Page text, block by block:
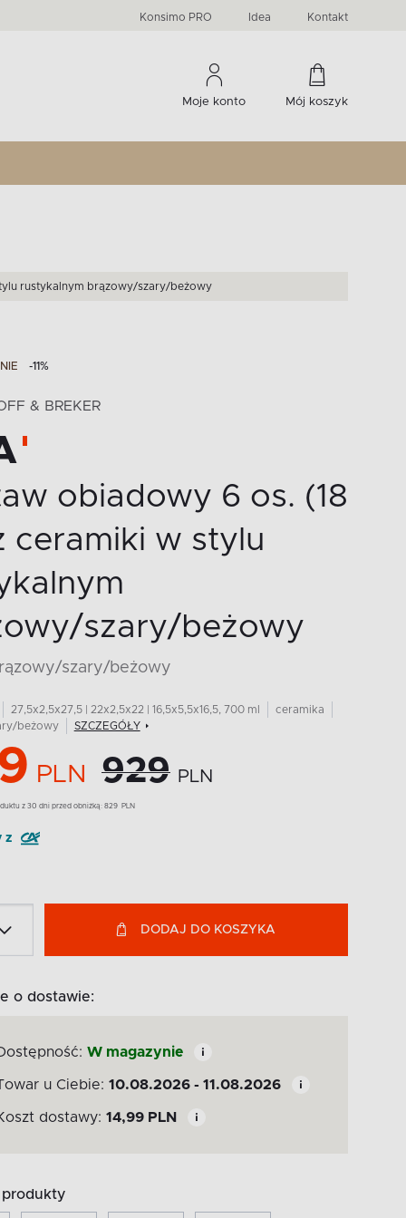
Konsimo PRO Idea Kontakt
Moje konto Mój koszyk
Komody, szafki RTV, witryny...
-33 %
Liczba produktów:60
Liczba produktów:274
rustykalnym brązowy/szary/beżowy
-11%
& BREKER
obiadowy 6 os. (18
ceramiki w stylu
szary/beżowy
szary/beżowy
27,5x2,5x27,5 | 22x2,5x22 | 16,5x5,5x16,5, 700 ml
ceramika
beżowy
SZCZEGÓŁY
PLN 929 PLN
z 30 dni przed obniżką: 829 PLN
z
DODAJ DO KOSZYKA
o dostawie:
W magazynie
u Ciebie: 10.08.2026 - 11.08.2026
dostawy: 14,99 PLN